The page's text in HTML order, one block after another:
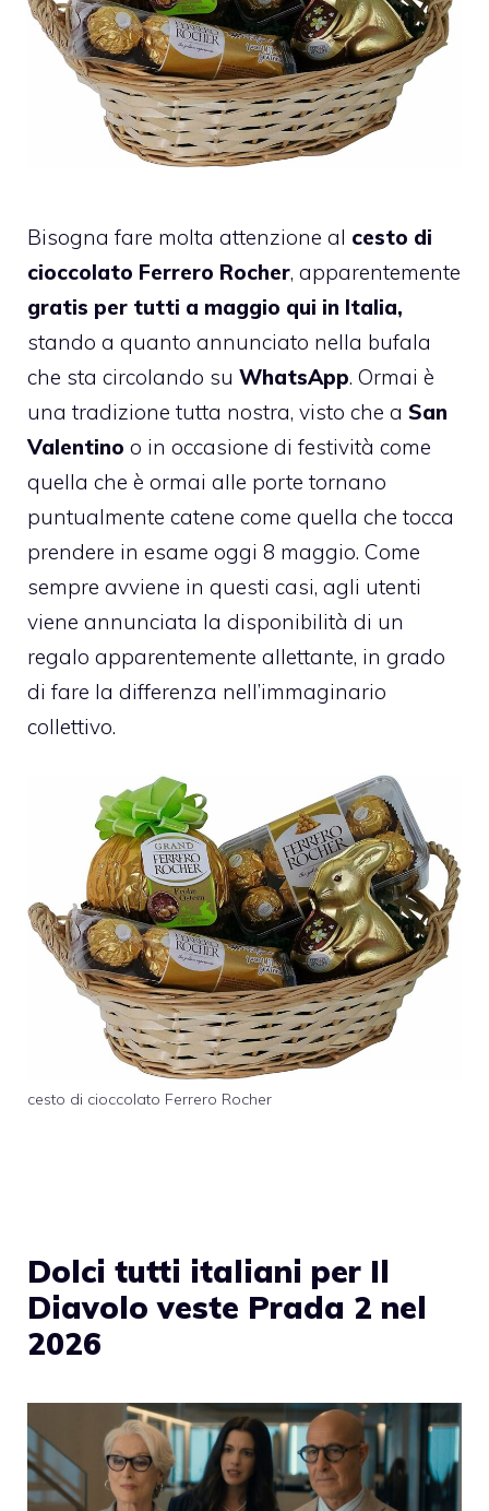
Bisogna fare molta attenzione al cesto di
cioccolato Ferrero Rocher, apparentemente
gratis per tutti a maggio qui in Italia,
stando a quanto annunciato nella bufala
che sta circolando su WhatsApp. Ormai è
una tradizione tutta nostra, visto che a San
Valentino o in occasione di festività come
quella che è ormai alle porte tornano
puntualmente catene come quella che tocca
prendere in esame oggi 8 maggio. Come
sempre avviene in questi casi, agli utenti
viene annunciata la disponibilità di un
regalo apparentemente allettante, in grado
di fare la differenza nell’immaginario
collettivo.
cesto di cioccolato Ferrero Rocher
Dolci tutti italiani per Il
Diavolo veste Prada 2 nel
2026